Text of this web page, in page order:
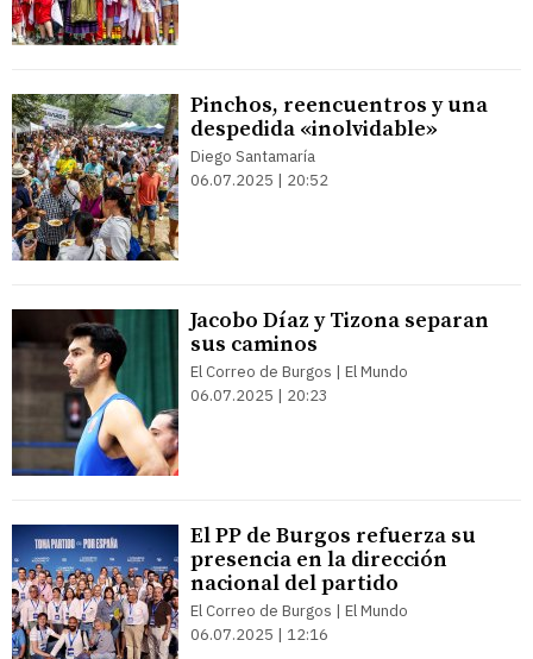
Pinchos, reencuentros y una
despedida «inolvidable»
Diego Santamaría
06.07.2025 | 20:52
Jacobo Díaz y Tizona separan
sus caminos
El Correo de Burgos | El Mundo
06.07.2025 | 20:23
El PP de Burgos refuerza su
presencia en la dirección
nacional del partido
El Correo de Burgos | El Mundo
06.07.2025 | 12:16